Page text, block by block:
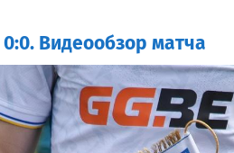
Видеообзор матча